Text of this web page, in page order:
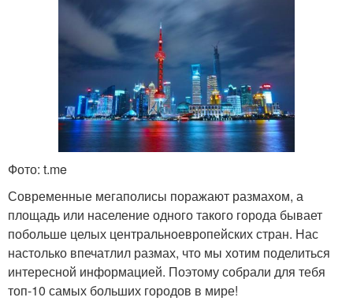
Фото: t.me
Современные мегаполисы поражают размахом, а
площадь или население одного такого города бывает
побольше целых центральноевропейских стран. Нас
настолько впечатлил размах, что мы хотим поделиться
интересной информацией. Поэтому собрали для тебя
топ-10 самых больших городов в мире!